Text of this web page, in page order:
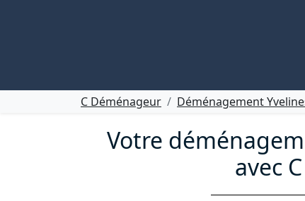
C Déménageur Déménagement
Votre
avec